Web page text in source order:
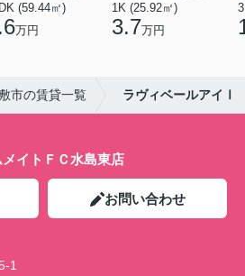
(59.44㎡)
万円
1K (25.92㎡)
3.7万円
市の賃貸一覧 ラヴィベールアイⅠ
イトＦＣ水島東店
お問い合わせ
1